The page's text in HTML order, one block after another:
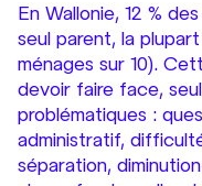
En Wallonie, 12 %
seul parent, la
ménages sur 10).
devoir faire face,
problématiques :
administratif,
séparation,